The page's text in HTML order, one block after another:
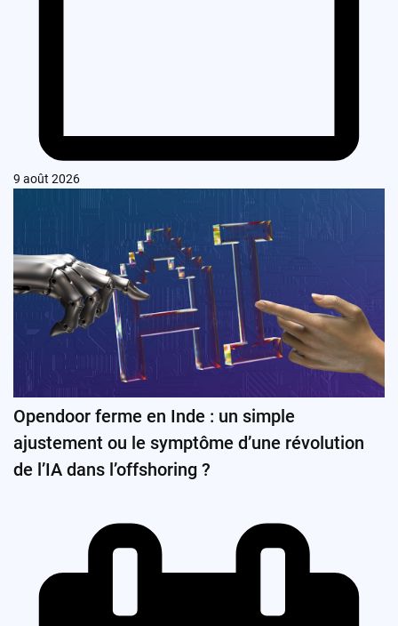
9 août 2026
Opendoor ferme en Inde : un simple
ajustement ou le symptôme d’une révolution
de l’IA dans l’offshoring ?